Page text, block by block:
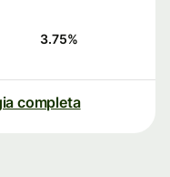
3.75%
completa